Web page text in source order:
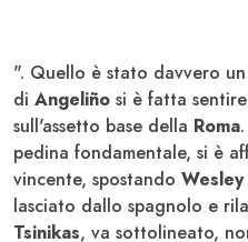
". Quello è stato davvero
di Angeliño si è fatta
sull'assetto base della Roma.
pedina fondamentale, si è
vincente, spostando Wesley
lasciato dallo spagnolo e
Tsinikas, va sottolineato,